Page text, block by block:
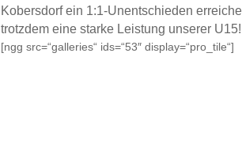
Kobersdorf ein 1:1-Unentschieden
trotzdem eine starke Leistung unserer U15!
[ngg src=“galleries“ ids=“53″ display=“pro_tile“]